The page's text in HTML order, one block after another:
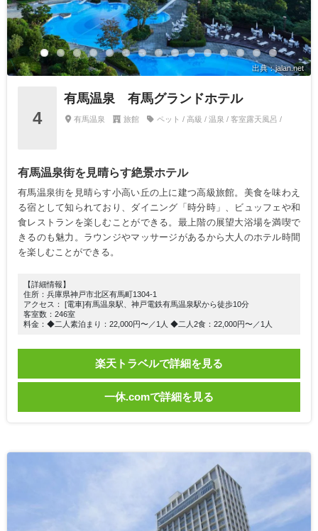
出典：jalan.net
4
有馬温泉 有馬グランドホテル
有馬温泉 旅館 ペット / 高級 / 温泉 / 客室露天風呂 /
有馬温泉街を見晴らす絶景ホテル
有馬温泉街を見晴らす小高い丘の上に建つ高級旅館。美食を味わえ
る宿として知られており、ダイニング「時分時」、ビュッフェや和
食レストランを楽しむことができる。最上階の展望大浴場を満喫で
きるのも魅力。ラウンジやマッサージがあるから大人のホテル時間
を楽しむことができる。
【詳細情報】
住所：兵庫県神戸市北区有馬町1304-1
アクセス： [電車]有馬温泉駅、神戸電鉄有馬温泉駅から徒歩10分
客室数：246室
料金：◆二人素泊まり：22,000円〜／1人 ◆二人2食：22,000円〜／1人
楽天トラベルで詳細を見る
一休.comで詳細を見る